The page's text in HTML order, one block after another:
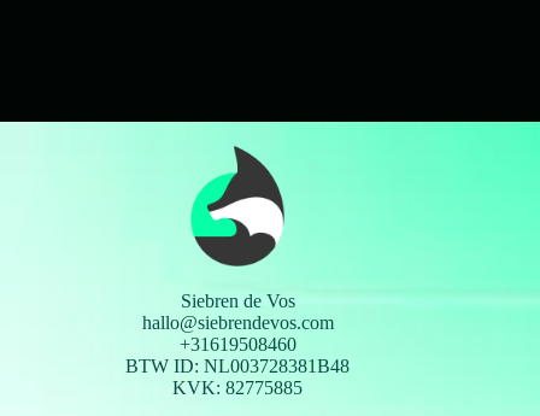
Siebren de Vos
hallo@siebrendevos.com
+31619508460
BTW ID: NL003728381B48
KVK: 82775885